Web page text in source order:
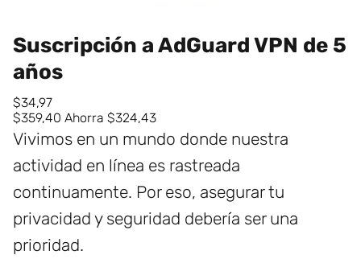
Suscripción a AdGuard VPN de 5
años
$34,97
$359,40 Ahorra $324,43
Vivimos en un mundo donde nuestra
actividad en línea es rastreada
continuamente. Por eso, asegurar tu
privacidad y seguridad debería ser una
prioridad.